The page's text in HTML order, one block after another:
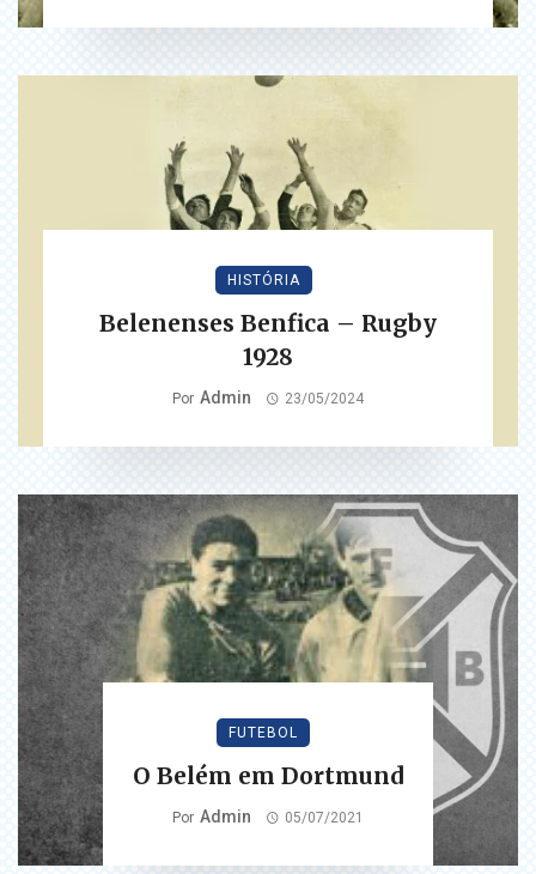
HISTÓRIA
Belenenses Benfica – Rugby
1928
Por Admin 23/05/2024
FUTEBOL
O Belém em Dortmund
Por Admin 05/07/2021